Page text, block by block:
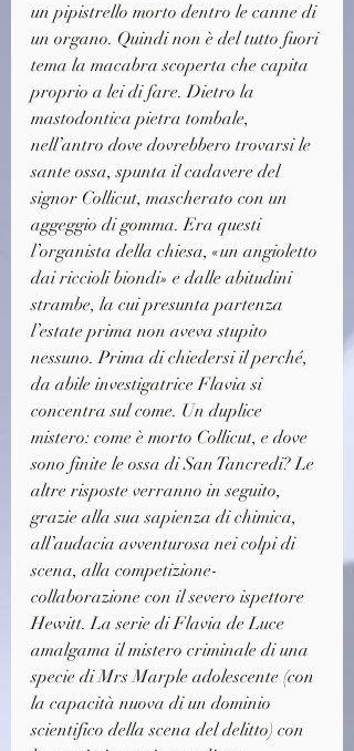
un pipistrello morto dentro le canne di
un organo. Quindi non è del tutto fuori
tema la macabra scoperta che capita
proprio a lei di fare. Dietro la
mastodontica pietra tombale,
nell’antro dove dovrebbero trovarsi le
sante ossa, spunta il cadavere del
signor Collicut, mascherato con un
aggeggio di gomma. Era questi
l’organista della chiesa, «un angioletto
dai riccioli biondi» e dalle abitudini
strambe, la cui presunta partenza
l’estate prima non aveva stupito
nessuno. Prima di chiedersi il perché,
da abile investigatrice Flavia si
concentra sul come. Un duplice
mistero: come è morto Collicut, e dove
sono finite le ossa di San Tancredi? Le
altre risposte verranno in seguito,
grazie alla sua sapienza di chimica,
all’audacia avventurosa nei colpi di
scena, alla competizione-
collaborazione con il severo ispettore
Hewitt. La serie di Flavia de Luce
amalgama il mistero criminale di una
specie di Mrs Marple adolescente (con
la capacità nuova di un dominio
scientifico della scena del delitto) con